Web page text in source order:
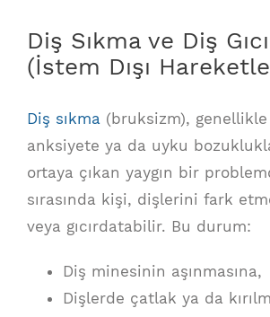
Diş Sıkma ve Diş
(İstem Dışı
Diş sıkma (bruksizm),
anksiyete ya da uyku
ortaya çıkan yaygın bir
sırasında kişi, dişlerini fark
veya gıcırdatabilir. Bu durum:
Diş minesinin aşınmasına,
Dişlerde çatlak ya da